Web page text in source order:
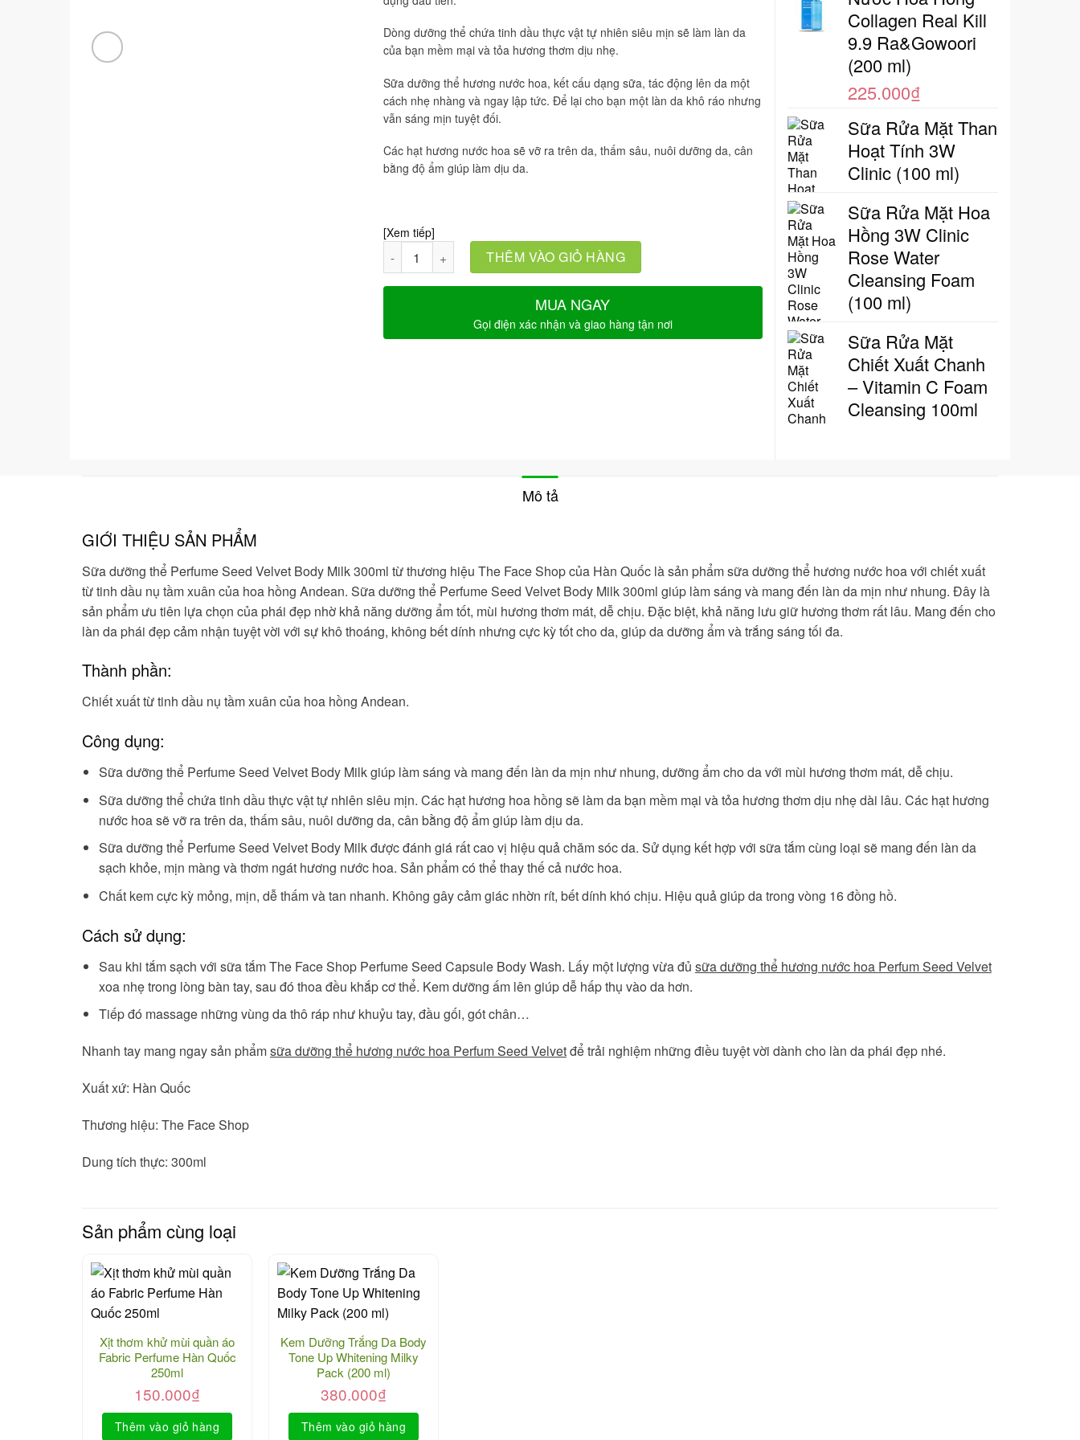
Dòng dưỡng thể chứa tinh dầu thực vật tự nhiên siêu mịn sẽ làm làn da
của bạn mềm mại và tỏa hương thơm dịu nhẹ.
Sữa dưỡng thể hương nước hoa, kết cấu dạng sữa, tác động lên da một
cách nhẹ nhàng và ngay lập tức. Để lại cho bạn một làn da khô ráo nhưng
vẫn sáng mịn tuyệt đối.
Các hạt hương nước hoa sẽ vỡ ra trên da, thấm sâu, nuôi dưỡng da, cân
bằng độ ẩm giúp làm dịu da.
[Xem tiếp]
THÊM VÀO GIỎ HÀNG
MUA NGAY
Gọi điện xác nhận và giao hàng tận nơi
Collagen Real Kill
9.9 Ra&Gowoori
(200 ml)
225.000₫
Sữa Rửa Mặt Than
Hoạt Tính 3W
Clinic (100 ml)
Sữa Rửa Mặt Hoa
Hồng 3W Clinic
Rose Water
Cleansing Foam
(100 ml)
Sữa Rửa Mặt
Chiết Xuất Chanh
– Vitamin C Foam
Cleansing 100ml
Mô tả
GIỚI THIỆU SẢN PHẨM
Sữa dưỡng thể Perfume Seed Velvet Body Milk300ml từ thương hiệu The Face Shop của Hàn Quốc là sản phẩm sữa dưỡng thể hương nước hoa với chiết xuất
từ tinh dầu nụ tầm xuân của hoa hồng Andean. Sữa dưỡng thể Perfume Seed Velvet Body Milk300ml giúp làm sáng và mang đến làn da mịn như nhung. Đây là
sản phẩm ưu tiên lựa chọn của phái đẹp nhờ khả năng dưỡng ẩm tốt, mùi hương thơm mát, dễ chịu. Đặc biệt, khả năng lưu giữ hương thơm rất lâu. Mang đến cho
làn da phái đẹp cảm nhận tuyệt vời với sự khô thoáng, không bết dính nhưng cực kỳ tốt cho da, giúp da dưỡng ẩm và trắng sáng tối đa.
Thành phần:
Chiết xuất từ tinh dầu nụ tầm xuân của hoa hồng Andean.
Công dụng:
Sữa dưỡng thể Perfume Seed Velvet Body Milk giúp làm sáng và mang đến làn da mịn như nhung, dưỡng ẩm cho da với mùi hương thơm mát, dễ chịu.
Sữa dưỡng thể chứa tinh dầu thực vật tự nhiên siêu mịn. Các hạt hương hoa hồng sẽ làm da bạn mềm mại và tỏa hương thơm dịu nhẹ dài lâu. Các hạt hương
nước hoa sẽ vỡ ra trên da, thấm sâu, nuôi dưỡng da, cân bằng độ ẩm giúp làm dịu da.
Sữa dưỡng thể Perfume Seed Velvet Body Milk được đánh giá rất cao vị hiệu quả chăm sóc da. Sử dụng kết hợp với sữa tắm cùng loại sẽ mang đến làn da
sạch khỏe, mịn màng và thơm ngát hương nước hoa. Sản phẩm có thể thay thế cả nước hoa.
Chất kem cực kỳ mỏng, mịn, dễ thấm và tan nhanh. Không gây cảm giác nhờn rít, bết dính khó chịu. Hiệu quả giúp da trong vòng 16 đồng hồ.
Cách sử dụng:
Sau khi tắm sạch với sữa tắm The Face Shop Perfume Seed Capsule Body Wash. Lấy một lượng vừa đủ sữa dưỡng thể hương nước hoa Perfum Seed Velvet
xoa nhẹ trong lòng bàn tay, sau đó thoa đều khắp cơ thể. Kem dưỡng ấm lên giúp dễ hấp thụ vào da hơn.
Tiếp đó massage những vùng da thô ráp như khuỷu tay, đầu gối, gót chân…
Nhanh tay mang ngay sản phẩmsữa dưỡng thể hương nước hoa Perfum Seed Velvetđể trải nghiệm những điều tuyệt vời dành cho làn da phái đẹp nhé.
Xuất xứ: Hàn Quốc
Thương hiệu: The Face Shop
Dung tích thực: 300ml
Sản phẩm cùng loại
Xịt thơm khử mùi quần áo
Fabric Perfume Hàn Quốc
250ml
150.000₫
Thêm vào giỏ hàng
Kem Dưỡng Trắng Da Body
Tone Up Whitening Milky
Pack (200 ml)
380.000₫
Thêm vào giỏ hàng